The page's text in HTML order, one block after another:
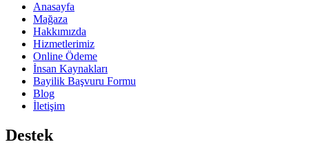
Anasayfa
Mağaza
Hakkımızda
Hizmetlerimiz
Online Ödeme
İnsan Kaynakları
Bayilik Başvuru Formu
Blog
İletişim
Destek